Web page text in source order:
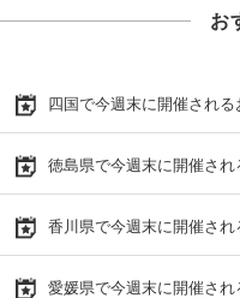
お
四国で今週末に開催され
徳島県で今週末に開催さ
香川県で今週末に開催さ
愛媛県で今週末に開催さ